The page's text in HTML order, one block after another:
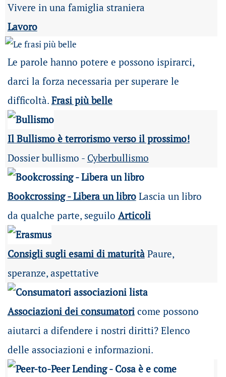
Vivere in una famiglia straniera
Lavoro
Le parole hanno potere e possono ispirarci,
darci la forza necessaria per superare le
difficoltà. Frasi più belle
Il Bullismo è terrorismo verso il prossimo!
Dossier bullismo - Cyberbullismo
Bookcrossing - Libera un libroLascia un libro
da qualche parte, seguilo Articoli
Consigli sugli esami di maturità Paure,
speranze, aspettative
Associazioni dei consumatoricome possono
aiutarci a difendere i nostri diritti? Elenco
delle associazioni e informazioni.